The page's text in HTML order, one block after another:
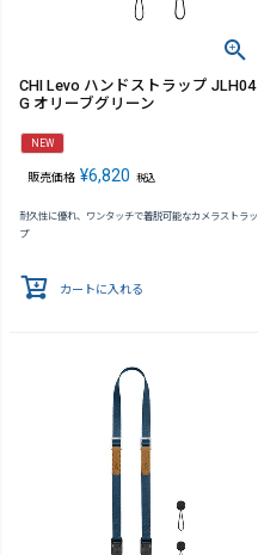
CHI Levo ハンドストラップ JLH04
G オリーブグリーン
NEW
販売価格 ¥6,820 税込
耐久性に優れ、ワンタッチで着脱可能なカメラストラッ
プ
カートに入れる